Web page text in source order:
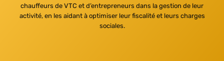
chauffeurs de VTC et d’entrepreneurs dans la gestion de leur
activité, en les aidant à optimiser leur fiscalité et leurs charges
sociales.